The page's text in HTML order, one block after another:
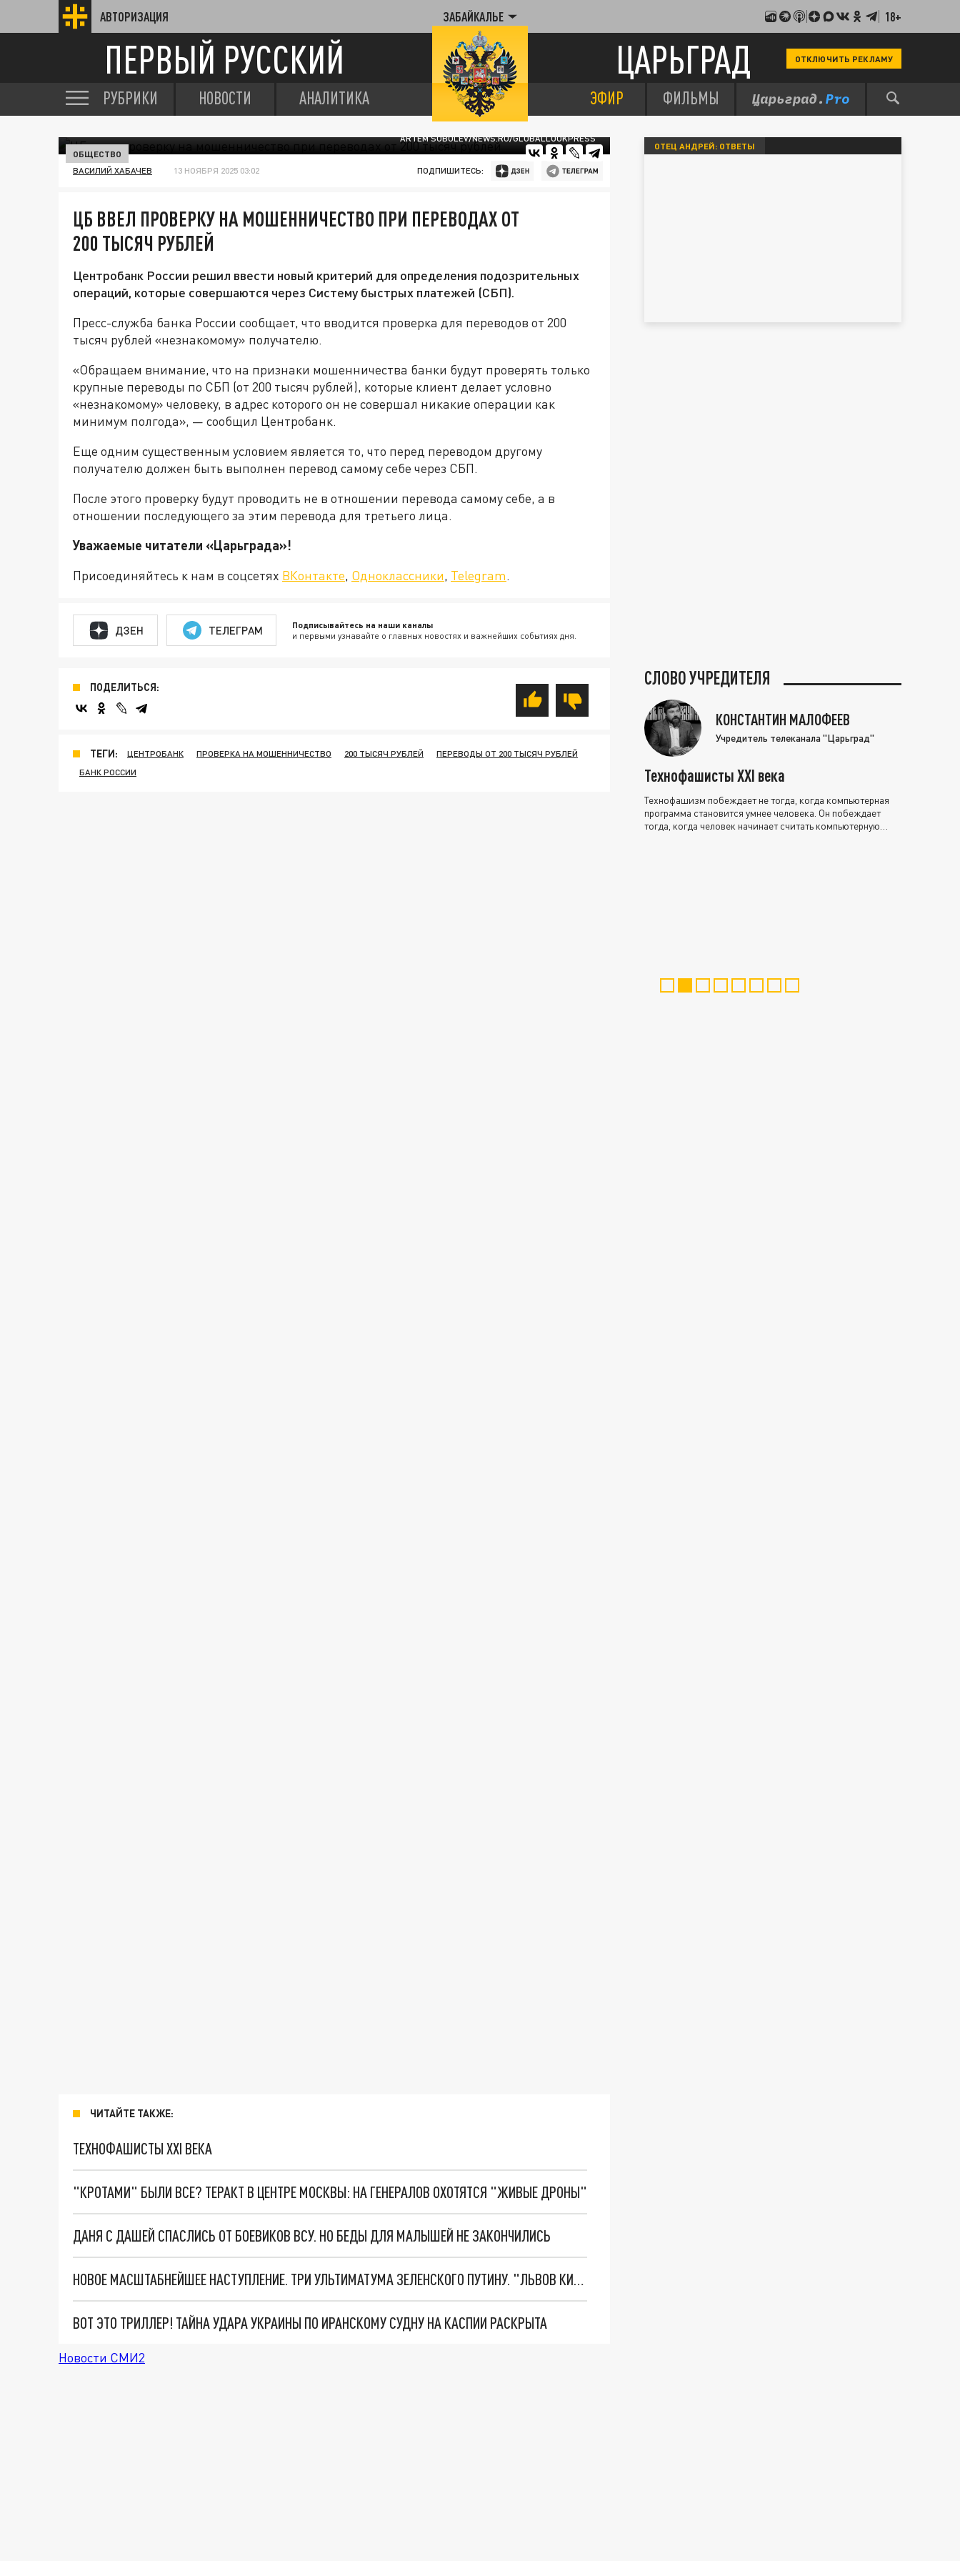
АВТОРИЗАЦИЯ ЗАБАЙКАЛЬЕ 18+
ПЕРВЫЙ РУССКИЙ ЦАРЬГРАД ОТКЛЮЧИТЬ РЕКЛАМУ
РУБРИКИ НОВОСТИ АНАЛИТИКА ЭФИР ФИЛЬМЫ
ARTEM SOBOLEV/NEWS.RU/GLOBALLOOKPRESS
ОБЩЕСТВО
ВАСИЛИЙ ХАБАЧЕВ 13 НОЯБРЯ 2025 03:02 ПОДПИШИТЕСЬ:
ЦБ ВВЕЛ ПРОВЕРКУ НА МОШЕННИЧЕСТВО ПРИ ПЕРЕВОДАХ ОТ
200 ТЫСЯЧ РУБЛЕЙ
Центробанк России решил ввести новый критерий для определения подозрительных
операций, которые совершаются через Систему быстрых платежей (СБП).
Пресс-служба банка России сообщает, что вводится проверка для переводов от 200
тысяч рублей «незнакомому» получателю.
«Обращаем внимание, что на признаки мошенничества банки будут проверять только
крупные переводы по СБП (от 200 тысяч рублей), которые клиент делает условно
«незнакомому» человеку, в адрес которого он не совершал никакие операции как
минимум полгода», — сообщил Центробанк.
Еще одним существенным условием является то, что перед переводом другому
получателю должен быть выполнен перевод самому себе через СБП.
После этого проверку будут проводить не в отношении перевода самому себе, а в
отношении последующего за этим перевода для третьего лица.
Уважаемые читатели «Царьграда»!
Присоединяйтесь к нам в соцсетях ВКонтакте, Одноклассники, Telegram.
ДЗЕН ТЕЛЕГРАМ Подписывайтесь на наши каналы
и первыми узнавайте о главных новостях и важнейших событиях дня.
ПОДЕЛИТЬСЯ:
ТЕГИ: ЦЕНТРОБАНК ПРОВЕРКА НА МОШЕННИЧЕСТВО 200 ТЫСЯЧ РУБЛЕЙ
ПЕРЕВОДЫ ОТ 200 ТЫСЯЧ РУБЛЕЙ
БАНК РОССИИ
ЧИТАЙТЕ ТАКЖЕ:
ТЕХНОФАШИСТЫ XXI ВЕКА
"КРОТАМИ" БЫЛИ ВСЕ? ТЕРАКТ В ЦЕНТРЕ МОСКВЫ: НА ГЕНЕРАЛОВ ОХОТЯТСЯ "ЖИВЫЕ ДРОНЫ"
ДАНЯ С ДАШЕЙ СПАСЛИСЬ ОТ БОЕВИКОВ ВСУ. НО БЕДЫ ДЛЯ МАЛЫШЕЙ НЕ ЗАКОНЧИЛИСЬ
НОВОЕ МАСШТАБНЕЙШЕЕ НАСТУПЛЕНИЕ. ТРИ УЛЬТИМАТУМА ЗЕЛЕНСКОГО ПУТИНУ. "ЛЬВОВ КИМА" ПОСТАВЯТ НА ПВО? ГЛОБАЛЬНЫЙ ПРОРЫВ ПОД ЗАПОРОЖЬЕМ
ВОТ ЭТО ТРИЛЛЕР! ТАЙНА УДАРА УКРАИНЫ ПО ИРАНСКОМУ СУДНУ НА КАСПИИ РАСКРЫТА
Новости СМИ2
ОТЕЦ АНДРЕЙ: ОТВЕТЫ
СЛОВО УЧРЕДИТЕЛЯ
КОНСТАНТИН МАЛОФЕЕВ
Учредитель телеканала "Царьград"
Технофашисты XXI века
Технофашизм побеждает не тогда, когда компьютерная
программа становится умнее человека. Он побеждает
тогда, когда человек начинает считать компьютерную